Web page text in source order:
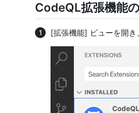
CodeQL拡張機能
[拡張機能] ビューを開き